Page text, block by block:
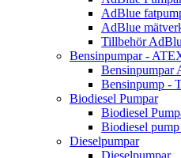
AdBlue
AdBlue
Tillbehör
Bensinpumpar -
Bensinpumpar
Bensinpump -
Biodiesel Pumpar
Biodiesel
Biodiesel
Dieselpumpar
Dieselpumpar